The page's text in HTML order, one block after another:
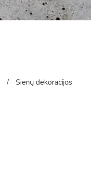
/ Sienų dekoracijos